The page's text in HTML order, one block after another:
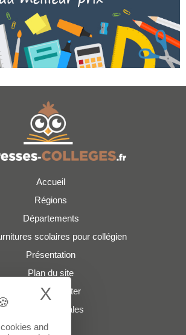
Accueil
Régions
Départements
scolaires pour collégien
Présentation
Plan du site
Nous contacter
Mentions légales
and
X Hide cookie